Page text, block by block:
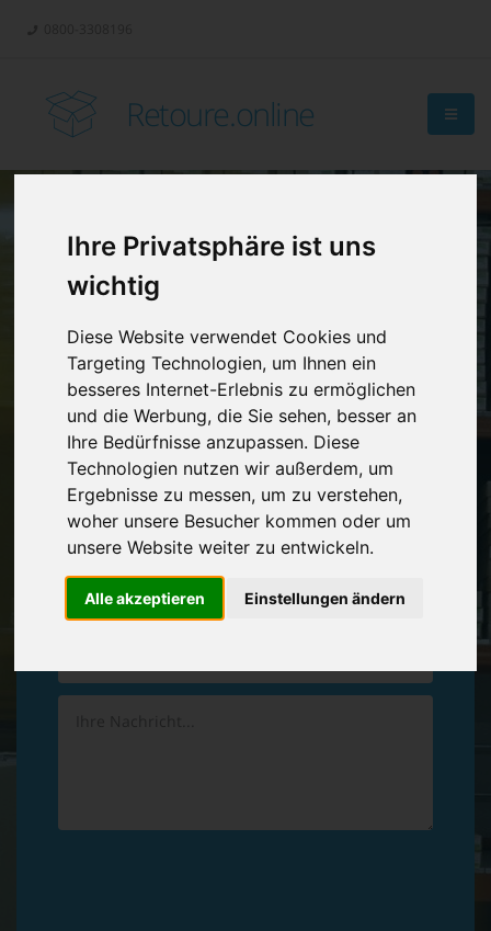
Ihre Privatsphäre ist uns
wichtig
Diese Website verwendet Cookies und
Targeting Technologien, um Ihnen ein
besseres Internet-Erlebnis zu ermöglichen
und die Werbung, die Sie sehen, besser an
Ihre Bedürfnisse anzupassen. Diese
Technologien nutzen wir außerdem, um
Ergebnisse zu messen, um zu verstehen,
woher unsere Besucher kommen oder um
unsere Website weiter zu entwickeln.
Alle akzeptieren Einstellungen ändern
Retoure.online
Retouren-
Management?
Vereinbaren Sie einenRückruf
Hinterlassen Sie uns gern eine persönliche Nachricht.